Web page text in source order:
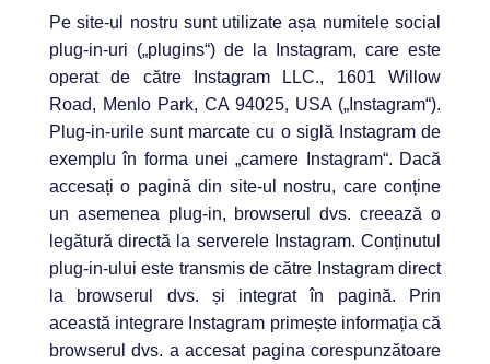
Pe site-ul nostru sunt utilizate așa numitele social
plug-in-uri („plugins“) de la Instagram, care este
operat de către Instagram LLC., 1601 Willow
Road, Menlo Park, CA 94025, USA („Instagram“).
Plug-in-urile sunt marcate cu o siglă Instagram de
exemplu în forma unei „camere Instagram“. Dacă
accesați o pagină din site-ul nostru, care conține
un asemenea plug-in, browserul dvs. creează o
legătură directă la serverele Instagram. Conținutul
plug-in-ului este transmis de către Instagram direct
la browserul dvs. și integrat în pagină. Prin
această integrare Instagram primește informația că
browserul dvs. a accesat pagina corespunzătoare